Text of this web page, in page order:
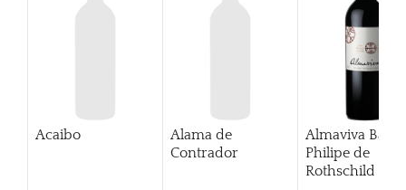
Acaibo
Alama de
Contrador
Almaviva
Philipe de
Rothschild